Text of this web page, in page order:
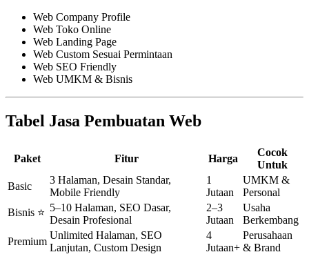
Web Company Profile
Web Toko Online
Web Landing Page
Web Custom Sesuai Permintaan
Web SEO Friendly
Web UMKM & Bisnis
Tabel Jasa Pembuatan Web
Paket Fitur Harga
Cocok
Untuk
Basic
3 Halaman, Desain Standar,
Mobile Friendly
1
Jutaan
UMKM &
Personal
Bisnis ⭐ 5–10 Halaman, SEO Dasar,
Desain Profesional
2–3
Jutaan
Usaha
Berkembang
Premium
Unlimited Halaman, SEO
Lanjutan, Custom Design
4
Jutaan+
Perusahaan
& Brand